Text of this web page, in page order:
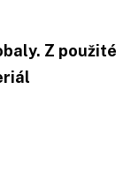
Z použité